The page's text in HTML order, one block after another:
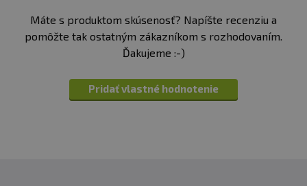
Máte s produktom skúsenosť? Napíšte recenziu a
pomôžte tak ostatným zákazníkom s rozhodovaním.
Ďakujeme :-)
Pridať vlastné hodnotenie